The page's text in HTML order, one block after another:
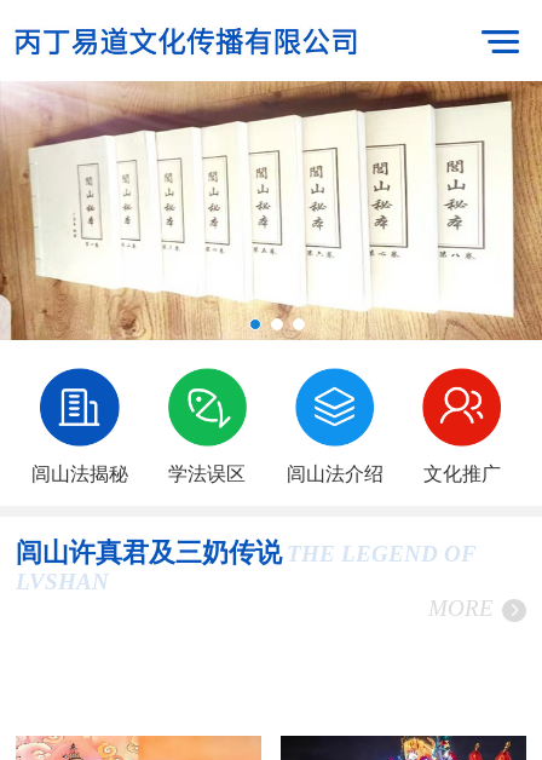
闾山法揭秘 学法误区 闾山法介绍 文化推广
闾山许真君及三奶传说 THE LEGEND OF
LVSHAN
MORE